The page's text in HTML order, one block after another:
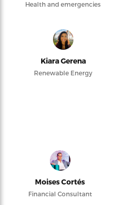
Health and emergencies
Kiara Gerena
Renewable Energy
Moises Cortés
Financial Consultant